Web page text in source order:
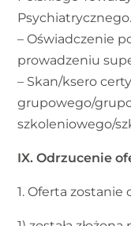
Psychiatrycznego.
– Oświadczenie
prowadzeniu
– Skan/ksero
grupowego/
szkoleniowego/
IX. Odrzucenie
1. Oferta zostanie